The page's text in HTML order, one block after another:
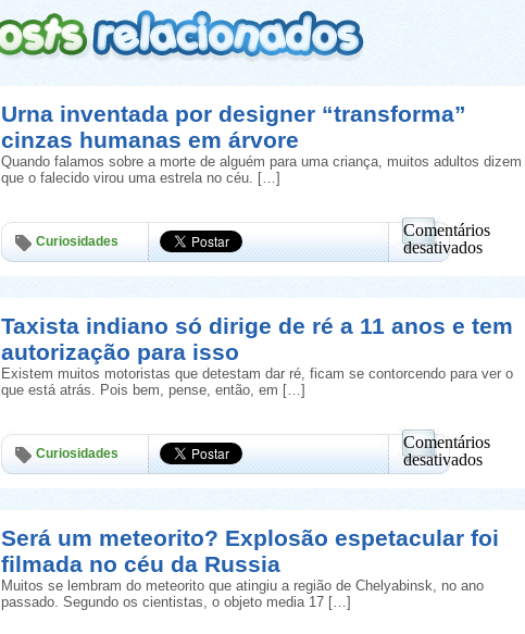
Urna inventada por designer “transforma”
cinzas humanas em árvore
Quando falamos sobre a morte de alguém para uma criança, muitos adultos dizem
que o falecido virou uma estrela no céu. […]
Curiosidades
Comentários
desativados
em
designer
cinzas
humanas
Taxista indiano só dirige de ré a 11 anos e tem
autorização para isso
Existem muitos motoristas que detestam dar ré, ficam se contorcendo para ver o
que está atrás. Pois bem, pense, então, em […]
Curiosidades
Comentários
desativados
em
dirige
ré
Será um meteorito? Explosão espetacular foi
filmada no céu da Russia
Muitos se lembram do meteorito que atingiu a região de Chelyabinsk, no ano
passado. Segundo os cientistas, o objeto media 17 […]